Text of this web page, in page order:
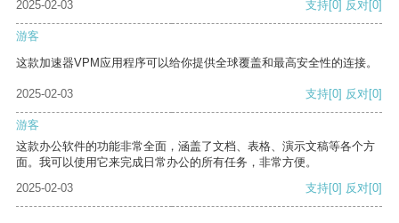
2025-02-03
支持[0] 反对[0]
游客
这款加速器VPM应用程序可以给你提供全球覆盖和最高安全性的连接。
2025-02-03 支持[0] 反对[0]
游客
这款办公软件的功能非常全面，涵盖了文档、表格、演示文稿等各个方
面。我可以使用它来完成日常办公的所有任务，非常方便。
2025-02-03
支持[0] 反对[0]